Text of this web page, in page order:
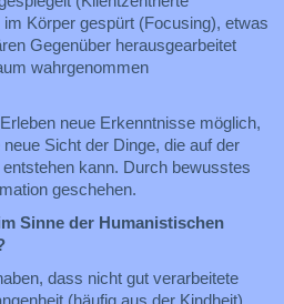
Körper gespürt (Focusing), etwas
Gegenüber herausgearbeitet
wahrgenommen
neue Erkenntnisse möglich,
Sicht der Dinge, die auf der
kann. Durch bewusstes
geschehen.
Sinne der Humanistischen
dass nicht gut verarbeitete